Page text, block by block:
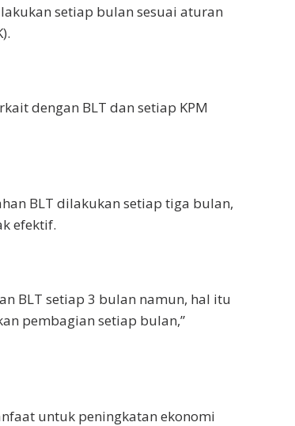
setiap bulan sesuai aturan
dengan BLT dan setiap KPM
BLT dilakukan setiap tiga bulan,
efektif.
BLT setiap 3 bulan namun, hal itu
pembagian setiap bulan,”
untuk peningkatan ekonomi